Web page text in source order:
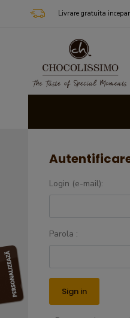
Livrare gratuita
Login (e-mail):
Parola :